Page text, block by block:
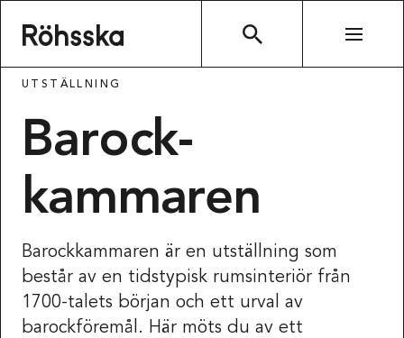
UTSTÄLLNING
Barock­
kammaren
Barockkammaren är en utställning som
består av en tidstypisk rumsinteriör från
1700-talets början och ett urval av
barockföremål. Här möts du av ett